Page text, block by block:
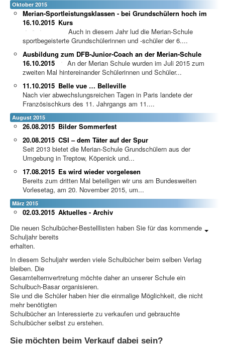
Oktober 2015
Merian-Sportleistungsklassen - bei Grundschülern hoch im
Kurs
16.10.2015
Auch in diesem Jahr lud die Merian-Schule
sportbegeisterte Grundschülerinnen und -schüler der 6....
Ausbildung zum DFB-Junior-Coach an der Merian-Schule
16.10.2015
An der Merian Schule wurden im Juli 2015 zum
zweiten Mal hintereinander Schülerinnen und Schüler...
Belle vue … Belleville
11.10.2015
Nach vier abwechslungsreichen Tagen in Paris landete der
Französischkurs des 11. Jahrgangs am 11....
August 2015
Bilder Sommerfest
26.08.2015
CSI – dem Täter auf der Spur
20.08.2015
Seit 2013 bietet die Merian-Schule Grundschülern aus der
Umgebung in Treptow, Köpenick und...
Es wird wieder vorgelesen
17.08.2015
Bereits zum dritten Mal beteiligen wir uns am Bundesweiten
Vorlesetag, am 20. November 2015, um...
März 2015
Aktuelles - Archiv
02.03.2015
Die neuen Schulbücher-Bestelllisten haben Sie für das kommende
Schuljahr bereits
erhalten.
In diesem Schuljahr werden viele Schulbücher beim selben Verlag
bleiben. Die
Gesamtelternvertretung möchte daher an unserer Schule ein
Schulbuch-Basar organisieren.
Sie und die Schüler haben hier die einmalige Möglichkeit, die nicht
mehr benötigten
Schulbücher an Interessierte zu verkaufen und gebrauchte
Schulbücher selbst zu erstehen.
Sie möchten beim Verkauf dabei sein?